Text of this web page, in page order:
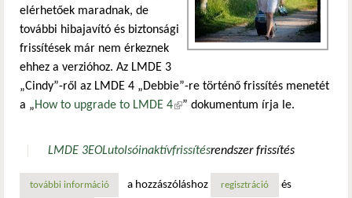
elérhetőek maradnak, de
további hibajavító és biztonsági
frissítések már nem érkeznek
ehhez a verzióhoz. Az LMDE 3
„Cindy”-ről az LMDE 4 „Debbie”-re történő frissítés menetét
a „How to upgrade to LMDE 4(külső hivatkozás)
” dokumentum írja le.
LMDE 3EOLutolsóinaktívfrissítésrendszer frissítés
további információaz lmde 3 „cindy” hamarosan nyugdíjba vonul
a hozzászóláshoz regisztráció és